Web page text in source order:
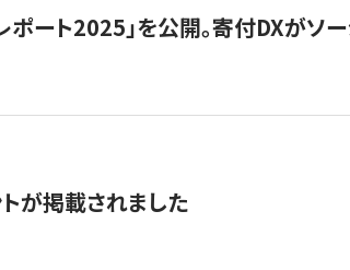
ポート2025」を公開。寄付DXがソ
が掲載されました